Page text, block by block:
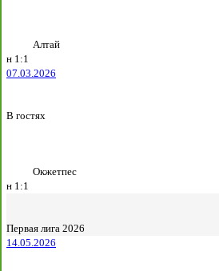
Алтай
н 1:1
07.03.2026
В гостях
Окжетпес
н 1:1
Первая лига 2026
14.05.2026